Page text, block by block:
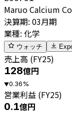
Maruo Calcium
決算期: 03月期
業種: 化学
ウォッチ
売上高 (FY25)
128億円
▼0.36%
営業利益 (FY25)
0.1億円